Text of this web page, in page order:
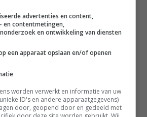
advertenties en content,
en contentmetingen,
en ontwikkeling van diensten
een apparaat opslaan en/of openen
worden verwerkt en informatie van uw
ID's en andere apparaatgegevens)
door, geopend door en gedeeld met